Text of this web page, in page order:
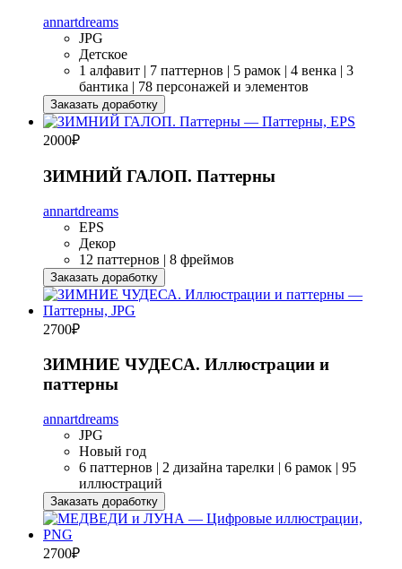
annartdreams
JPG
Детское
1 алфавит | 7 паттернов | 5 рамок | 4 венка | 3
бантика | 78 персонажей и элементов
Заказать доработку
2000₽
ЗИМНИЙ ГАЛОП. Паттерны
annartdreams
EPS
Декор
12 паттернов | 8 фреймов
Заказать доработку
2700₽
ЗИМНИЕ ЧУДЕСА. Иллюстрации и
паттерны
annartdreams
JPG
Новый год
6 паттернов | 2 дизайна тарелки | 6 рамок | 95
иллюстраций
Заказать доработку
2700₽